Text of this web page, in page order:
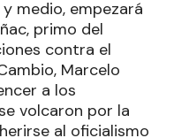
medio, empezará
primo del
contra el
Marcelo
a los
volcaron por la
al oficialismo